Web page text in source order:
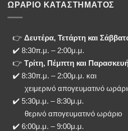
ΩΡΑΡΙΟ ΚΑΤΑΣΤΗΜΑΤΟΣ
👉 Δευτέρα, Τετάρτη και
✔️ 8:30π.μ. – 2:00μ.μ.
👉 Τρίτη, Πέμπτη και
✔️ 8:30π.μ. – 2:00μ.μ. και
χειμερινό απογευματινό
✔️ 5:30μ.μ. – 8:30μ.μ.
θερινό απογευματινό ωράριο
✔️ 6:00μ.μ. – 9:00μ.μ.